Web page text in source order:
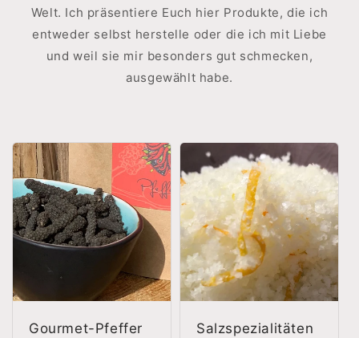
Welt. Ich präsentiere Euch hier Produkte, die ich
entweder selbst herstelle oder die ich mit Liebe
und weil sie mir besonders gut schmecken,
ausgewählt habe.
Gourmet-Pfeffer Salzspezialitäten